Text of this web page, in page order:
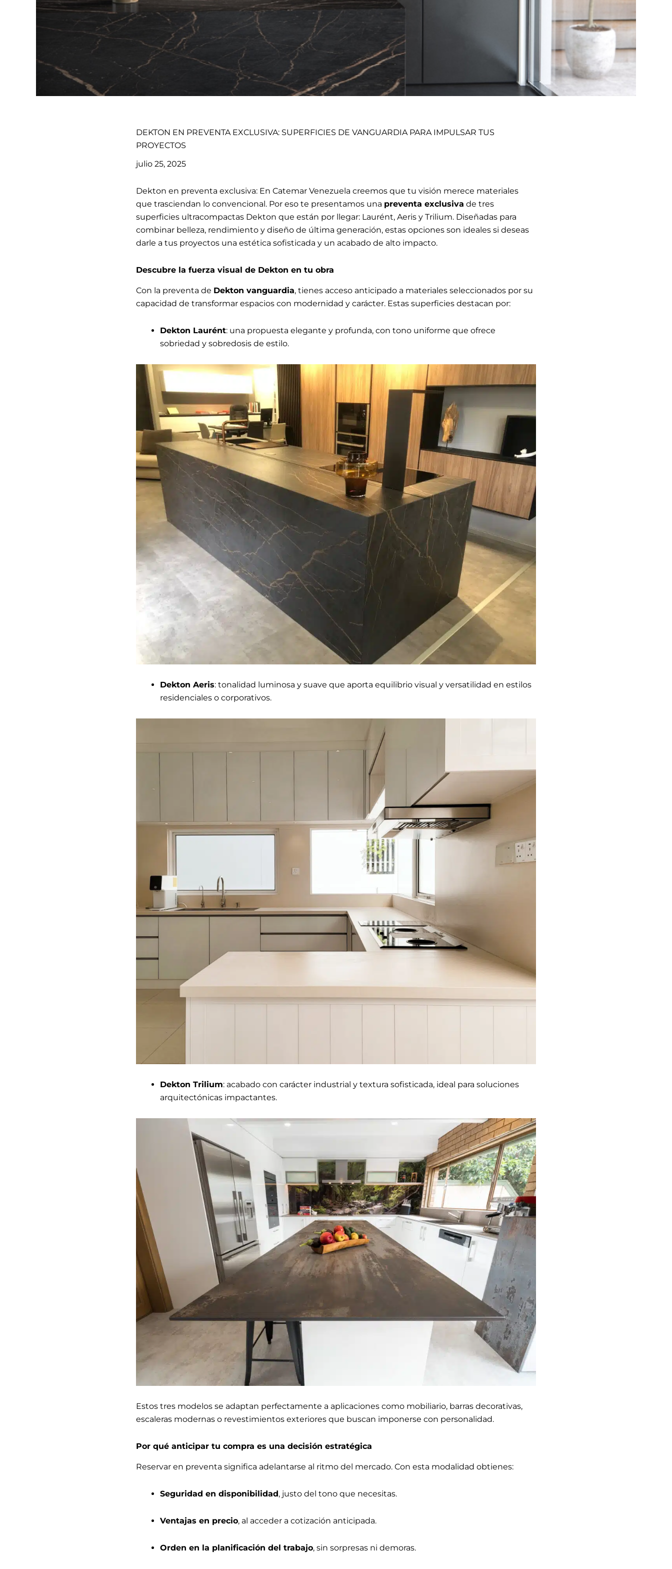
DEKTON EN PREVENTA EXCLUSIVA: SUPERFICIES DE VANGUARDIA PARA IMPULSAR TUS
PROYECTOS
julio 25, 2025
Dekton en preventa exclusiva: En Catemar Venezuela creemos que tu visión merece materiales
que trasciendan lo convencional. Por eso te presentamos una preventa exclusiva de tres
superficies ultracompactas Dekton que están por llegar: Laurént, Aeris y Trilium. Diseñadas para
combinar belleza, rendimiento y diseño de última generación, estas opciones son ideales si deseas
darle a tus proyectos una estética sofisticada y un acabado de alto impacto.
Descubre la fuerza visual de Dekton en tu obra
Con la preventa de Dekton vanguardia, tienes acceso anticipado a materiales seleccionados por su
capacidad de transformar espacios con modernidad y carácter. Estas superficies destacan por:
Dekton Laurént: una propuesta elegante y profunda, con tono uniforme que ofrece
sobriedad y sobredosis de estilo.
Dekton Aeris: tonalidad luminosa y suave que aporta equilibrio visual y versatilidad en estilos
residenciales o corporativos.
Dekton Trilium: acabado con carácter industrial y textura sofisticada, ideal para soluciones
arquitectónicas impactantes.
Estos tres modelos se adaptan perfectamente a aplicaciones como mobiliario, barras decorativas,
escaleras modernas o revestimientos exteriores que buscan imponerse con personalidad.
Por qué anticipar tu compra es una decisión estratégica
Reservar en preventa significa adelantarse al ritmo del mercado. Con esta modalidad obtienes:
Seguridad en disponibilidad, justo del tono que necesitas.
Ventajas en precio, al acceder a cotización anticipada.
Orden en la planificación del trabajo, sin sorpresas ni demoras.